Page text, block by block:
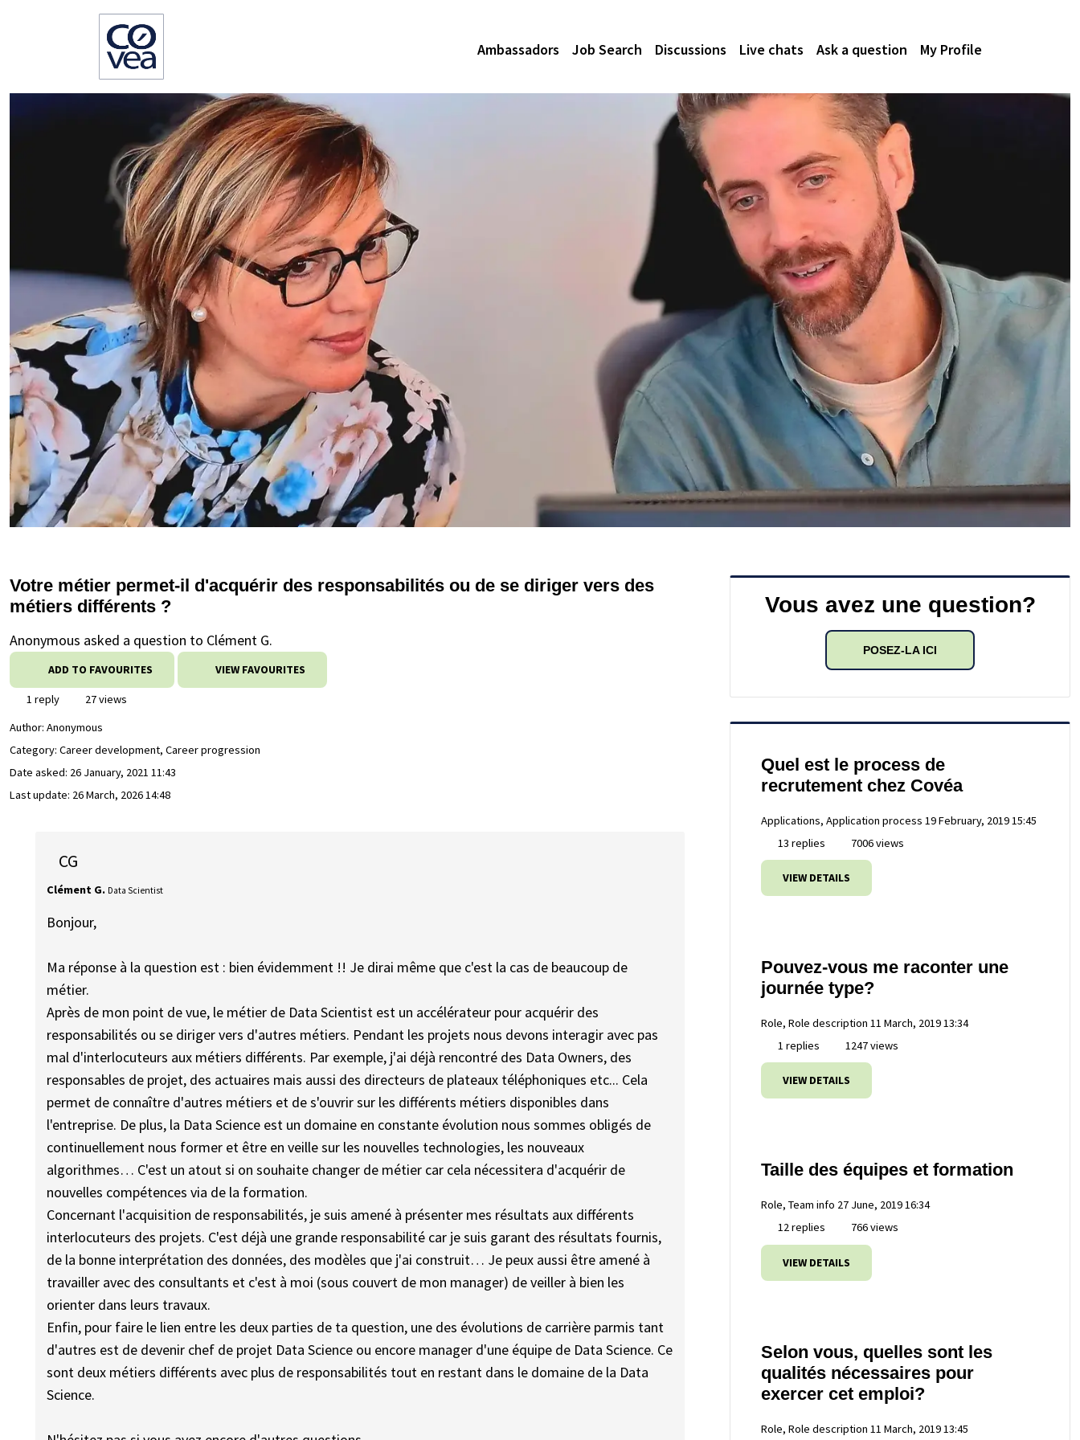
Ambassadors Job Search Discussions Live chats Ask a question My Profile
Votre métier permet-il d'acquérir des responsabilités ou de se diriger vers des
métiers différents ?
Anonymous asked a question to Clément G.
ADD TO FAVOURITES VIEW FAVOURITES
1 reply
27 views
Author: Anonymous
Category: Career development, Career progression
Date asked: 26 January, 2021 11:43
Last update: 26 March, 2026 14:48
CG
Clément G. Data Scientist
Bonjour,
Ma réponse à la question est : bien évidemment !! Je dirai même que c'est la cas de beaucoup de
métier.
Après de mon point de vue, le métier de Data Scientist est un accélérateur pour acquérir des
responsabilités ou se diriger vers d'autres métiers. Pendant les projets nous devons interagir avec pas
mal d'interlocuteurs aux métiers différents. Par exemple, j'ai déjà rencontré des Data Owners, des
responsables de projet, des actuaires mais aussi des directeurs de plateaux téléphoniques etc... Cela
permet de connaître d'autres métiers et de s'ouvrir sur les différents métiers disponibles dans
l'entreprise. De plus, la Data Science est un domaine en constante évolution nous sommes obligés de
continuellement nous former et être en veille sur les nouvelles technologies, les nouveaux
algorithmes… C'est un atout si on souhaite changer de métier car cela nécessitera d'acquérir de
nouvelles compétences via de la formation.
Concernant l'acquisition de responsabilités, je suis amené à présenter mes résultats aux différents
interlocuteurs des projets. C'est déjà une grande responsabilité car je suis garant des résultats fournis,
de la bonne interprétation des données, des modèles que j'ai construit… Je peux aussi être amené à
travailler avec des consultants et c'est à moi (sous couvert de mon manager) de veiller à bien les
orienter dans leurs travaux.
Enfin, pour faire le lien entre les deux parties de ta question, une des évolutions de carrière parmis tant
d'autres est de devenir chef de projet Data Science ou encore manager d'une équipe de Data Science. Ce
sont deux métiers différents avec plus de responsabilités tout en restant dans le domaine de la Data
Science.
Vous avez une question?
POSEZ-LA ICI
Quel est le process de
recrutement chez Covéa
Applications, Application process 19 February, 2019 15:45
13 replies
7006 views
VIEW DETAILS
Pouvez-vous me raconter une
journée type?
Role, Role description 11 March, 2019 13:34
1 replies
1247 views
VIEW DETAILS
Taille des équipes et formation
Role, Team info 27 June, 2019 16:34
12 replies
766 views
VIEW DETAILS
Selon vous, quelles sont les
qualités nécessaires pour
exercer cet emploi?
Role, Role description 11 March, 2019 13:45